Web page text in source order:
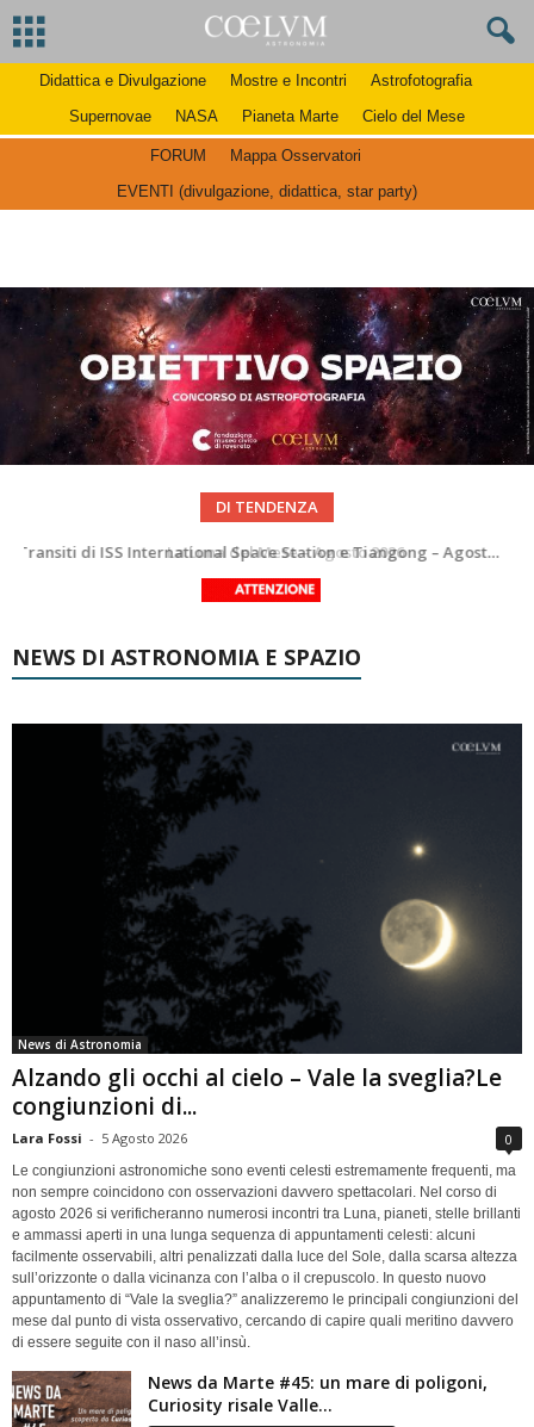
Didattica e Divulgazione Mostre e Incontri
Astrofotografia
Supernovae
NASA Pianeta Marte Cielo del Mese
FORUM
Mappa Osservatori
EVENTI (divulgazione, didattica, star party)
DI TENDENZA
La Luna del Mese – Agosto 2026
Le costellazioni di Agosto 2026: Delfino
NEWS DI ASTRONOMIA E SPAZIO
News di Astronomia
Alzando gli occhi al cielo – Vale la sveglia?Le
congiunzioni di...
Lara Fossi - 5 Agosto 2026 0
Le congiunzioni astronomiche sono eventi celesti estremamente frequenti, ma
non sempre coincidono con osservazioni davvero spettacolari. Nel corso di
agosto 2026 si verificheranno numerosi incontri tra Luna, pianeti, stelle brillanti
e ammassi aperti in una lunga sequenza di appuntamenti celesti: alcuni
facilmente osservabili, altri penalizzati dalla luce del Sole, dalla scarsa altezza
sull’orizzonte o dalla vicinanza con l’alba o il crepuscolo. In questo nuovo
appuntamento di “Vale la sveglia?” analizzeremo le principali congiunzioni del
mese dal punto di vista osservativo, cercando di capire quali meritino davvero
di essere seguite con il naso all’insù.
News da Marte #45: un mare di poligoni,
Curiosity risale Valle...